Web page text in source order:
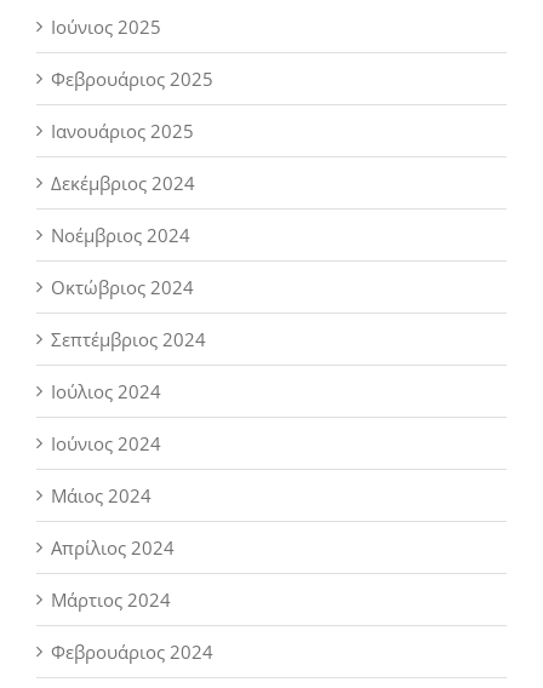
Ιούνιος 2025
Φεβρουάριος 2025
Ιανουάριος 2025
Δεκέμβριος 2024
Νοέμβριος 2024
Οκτώβριος 2024
Σεπτέμβριος 2024
Ιούλιος 2024
Ιούνιος 2024
Μάιος 2024
Απρίλιος 2024
Μάρτιος 2024
Φεβρουάριος 2024